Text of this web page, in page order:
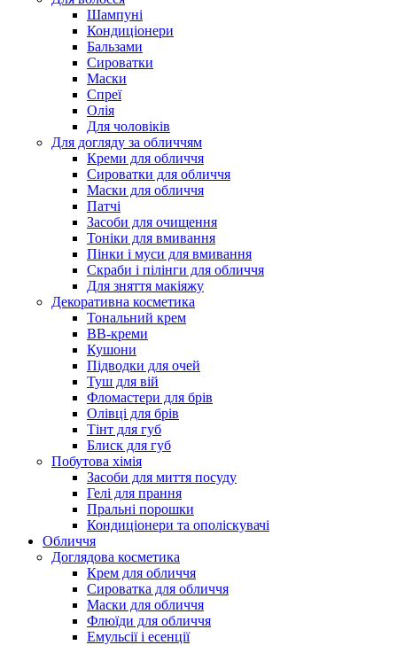
Шампуні
Кондиціонери
Бальзами
Сироватки
Маски
Спреї
Олія
Для чоловіків
Для догляду за обличчям
Креми для обличчя
Сироватки для обличчя
Маски для обличчя
Патчі
Засоби для очищення
Тоніки для вмивання
Пінки і муси для вмивання
Скраби і пілінги для обличчя
Для зняття макіяжу
Декоративна косметика
Тональний крем
BB-креми
Кушони
Підводки для очей
Туш для вій
Фломастери для брів
Олівці для брів
Тінт для губ
Блиск для губ
Побутова хімія
Засоби для миття посуду
Гелі для прання
Пральні порошки
Кондиціонери та ополіскувачі
Обличчя
Доглядова косметика
Крем для обличчя
Сироватка для обличчя
Маски для обличчя
Флюїди для обличчя
Емульсії і есенції